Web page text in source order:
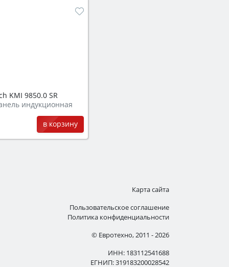
KMI 9850.0 SR
индукционная
в корзину
Карта сайта
Пользовательское соглашение
Политика конфиденциальности
© Евротехно, 2011 - 2026
ИНН: 183112541688
ЕГНИП: 319183200028542